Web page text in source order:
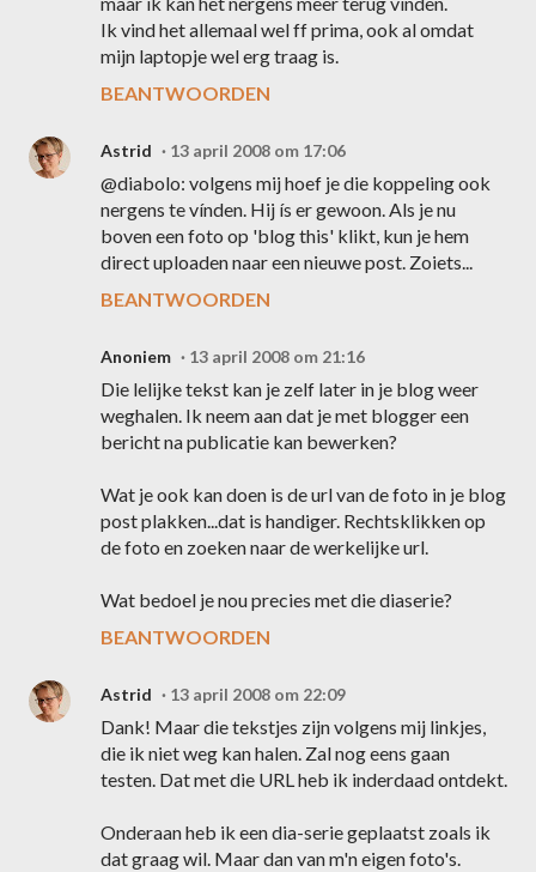
Ik vind het allemaal wel ff prima, ook al omdat
mijn laptopje wel erg traag is.
BEANTWOORDEN
Astrid 13 april 2008 om 17:06
@diabolo: volgens mij hoef je die koppeling ook
nergens te vínden. Hij ís er gewoon. Als je nu
boven een foto op 'blog this' klikt, kun je hem
direct uploaden naar een nieuwe post. Zoiets...
BEANTWOORDEN
Anoniem 13 april 2008 om 21:16
Die lelijke tekst kan je zelf later in je blog weer
weghalen. Ik neem aan dat je met blogger een
bericht na publicatie kan bewerken?
Wat je ook kan doen is de url van de foto in je blog
post plakken...dat is handiger. Rechtsklikken op
de foto en zoeken naar de werkelijke url.
Wat bedoel je nou precies met die diaserie?
BEANTWOORDEN
Astrid 13 april 2008 om 22:09
Dank! Maar die tekstjes zijn volgens mij linkjes,
die ik niet weg kan halen. Zal nog eens gaan
testen. Dat met die URL heb ik inderdaad ontdekt.
Onderaan heb ik een dia-serie geplaatst zoals ik
dat graag wil. Maar dan van m'n eigen foto's.